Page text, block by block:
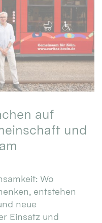
auf
und
Wo
entstehen
neue
Einsatz und